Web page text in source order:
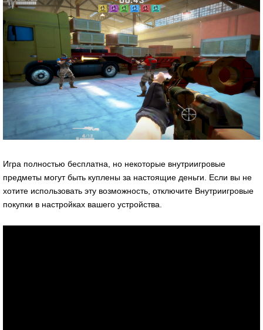
Игра полностью бесплатна, но некоторые внутриигровые
предметы могут быть куплены за настоящие деньги. Если вы не
хотите использовать эту возможность, отключите Внутриигровые
покупки в настройках вашего устройства.